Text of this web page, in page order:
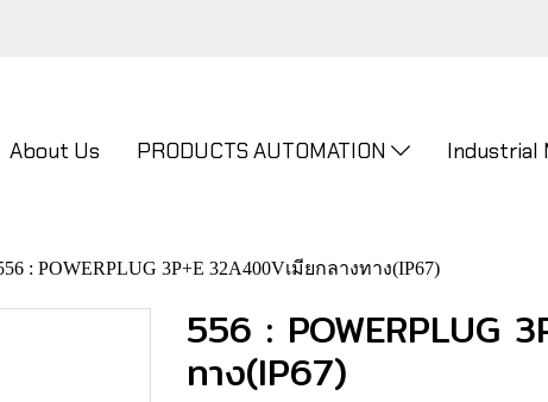
About Us PRODUCTS AUTOMATION Industrial
: POWERPLUG 3P+E 32A400Vเมียกลางทาง(IP67)
556 : POWERPLUG
ทาง(IP67)